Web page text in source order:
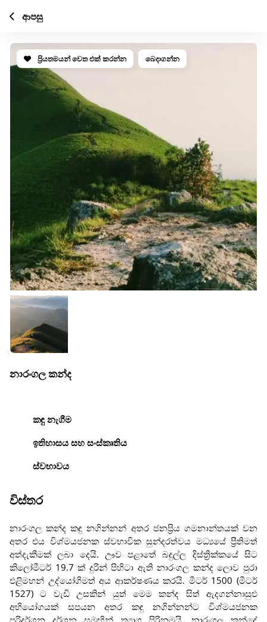
ප්‍රියතමයන් වෙත එක් කරන්න බෙදාගන්න
නාරංගල කන්ද
කඳු නැගීම
ඉතිහාසය සහ සංස්කෘතිය
ස්වභාවය
විස්තර
නාරංගල කන්ද කඳු නගින්නන් අතර ජනප්‍රිය ගමනාන්තයක් වන
අතර එය විශ්මයජනක ස්වභාවික සුන්දරත්වය මධ්‍යයේ ප්‍රීතිමත්
අත්දැකීමක් ලබා දෙයි. ඌව පළාතේ බදුල්ල දිස්ත්‍රික්කයේ සිට
කිලෝමීටර් 19.7 ක් දුරින් පිහිටා ඇති නාරංගල කන්ද ලොව පුරා
එළිමහන් උද්යෝගිමත් අය ආකර්ෂණය කරයි. මීටර් 1500 (මීටර්
1527) ට වැඩි උසකින් යුත් මෙම කන්ද සිත් ඇදගන්නාසුළු
අභියෝගයක් සපයන අතර කඳු නගින්නන්ට විශ්මයජනක
පරිදර්ශන දර්ශන සමඟින් ත්‍යාග පිරිනමයි. නාරංගල කන්දේ
ආපසු